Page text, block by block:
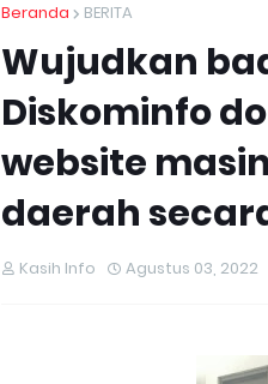
Beranda BERITA
Wujudkan
Diskominfo
website
daerah
Kasih Info Agustus 03, 2022